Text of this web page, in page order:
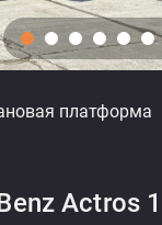
платформа
Actros